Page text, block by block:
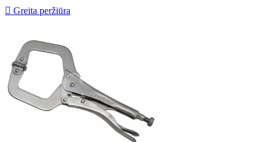
 Greita peržiūra